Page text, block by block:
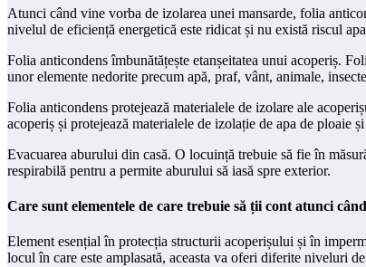
Atunci când vine vorba de izolarea unei mansarde, folia
nivelul de eficiență energetică este ridicat și nu există riscul
Folia anticondens îmbunătățește etanșeitatea unui acoperiș.
unor elemente nedorite precum apă, praf, vânt, animale,
Folia anticondens protejează materialele de izolare ale
acoperiș și protejează materialele de izolație de apa de ploaie
Evacuarea aburului din casă. O locuință trebuie să fie în
respirabilă pentru a permite aburului să iasă spre exterior.
Care sunt elementele de care trebuie să ții cont atunci
Element esențial în protecția structurii acoperișului și în
locul în care este amplasată, aceasta va oferi diferite niveluri